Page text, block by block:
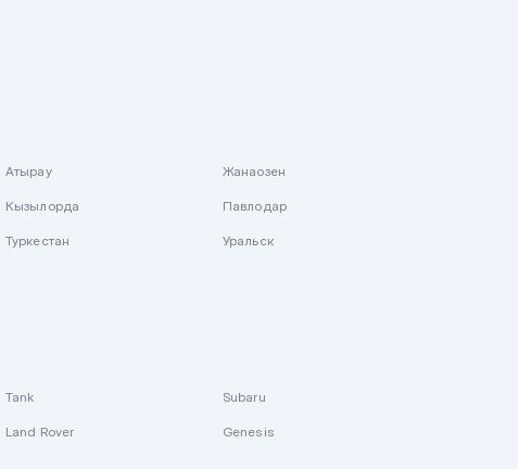
Атырау Жанаозен
Кызылорда Павлодар
Туркестан Уральск
Tank Subaru
Land Rover Genesis